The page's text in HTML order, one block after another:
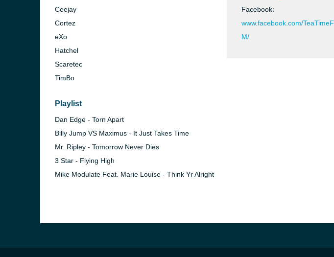
Ceejay
Cortez
eXo
Hatchel
Scaretec
TimBo
Playlist
Dan Edge - Torn Apart
Billy Jump VS Maximus - It Just Takes Time
Mr. Ripley - Tomorrow Never Dies
3 Star - Flying High
Mike Modulate Feat. Marie Louise - Think Yr Alright
Facebook:
www.facebook.com/TeaTimeF
M/